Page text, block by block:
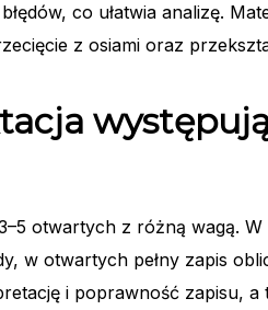
co ułatwia analizę.
z osiami oraz
otwartych z różną wagą. W
w otwartych pełny zapis
i poprawność zapisu, a